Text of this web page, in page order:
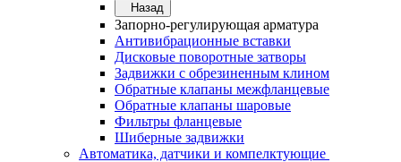
Назад
Запорно-регулирующая арматура
Антивибрационные вставки
Дисковые поворотные затворы
Задвижки с обрезиненным клином
Обратные клапаны межфланцевые
Обратные клапаны шаровые
Фильтры фланцевые
Шиберные задвижки
Автоматика, датчики и компелктующие